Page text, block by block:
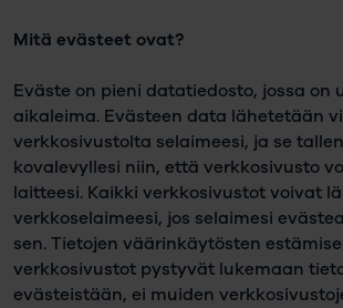
Mitä evästeet ovat?
Eväste on pieni datatiedosto, jossa on
aikaleima. Evästeen data lähetetään
verkkosivustolta selaimeesi, ja se
kovalevyllesi niin, että verkkosivusto
laitteesi. Kaikki verkkosivustot voivat
verkkoselaimeesi, jos selaimesi
sen. Tietojen väärinkäytösten
verkkosivustot pystyvät lukemaan
evästeistään, ei muiden